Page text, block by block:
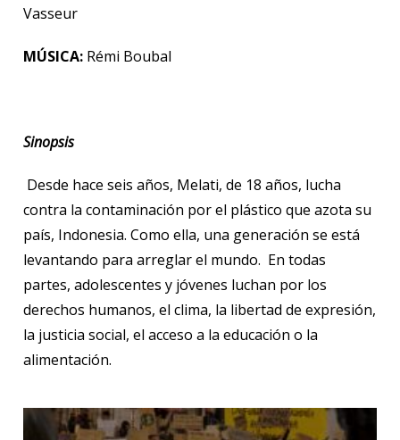
Vasseur
MÚSICA: Rémi Boubal
Sinopsis
Desde hace seis años, Melati, de 18 años, lucha
contra la contaminación por el plástico que azota su
país, Indonesia. Como ella, una generación se está
levantando para arreglar el mundo. En todas
partes, adolescentes y jóvenes luchan por los
derechos humanos, el clima, la libertad de expresión,
la justicia social, el acceso a la educación o la
alimentación.